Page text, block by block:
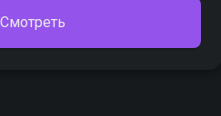
Смотреть